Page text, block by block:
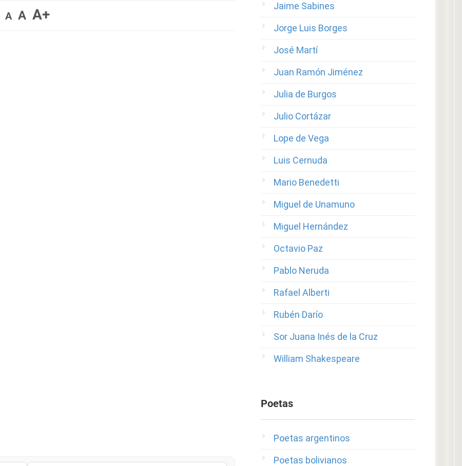
A A A+
Jaime Sabines
Jorge Luis Borges
José Martí
Juan Ramón Jiménez
Julia de Burgos
Julio Cortázar
Lope de Vega
Luis Cernuda
Mario Benedetti
Miguel de Unamuno
Miguel Hernández
Octavio Paz
Pablo Neruda
Rafael Alberti
Rubén Darío
Sor Juana Inés de la Cruz
William Shakespeare
Poetas
Poetas argentinos
Poetas bolivianos